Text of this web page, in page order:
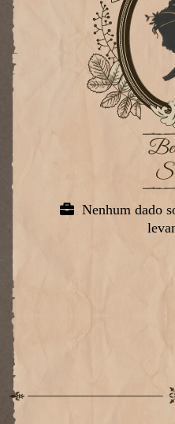
Nenhum dado